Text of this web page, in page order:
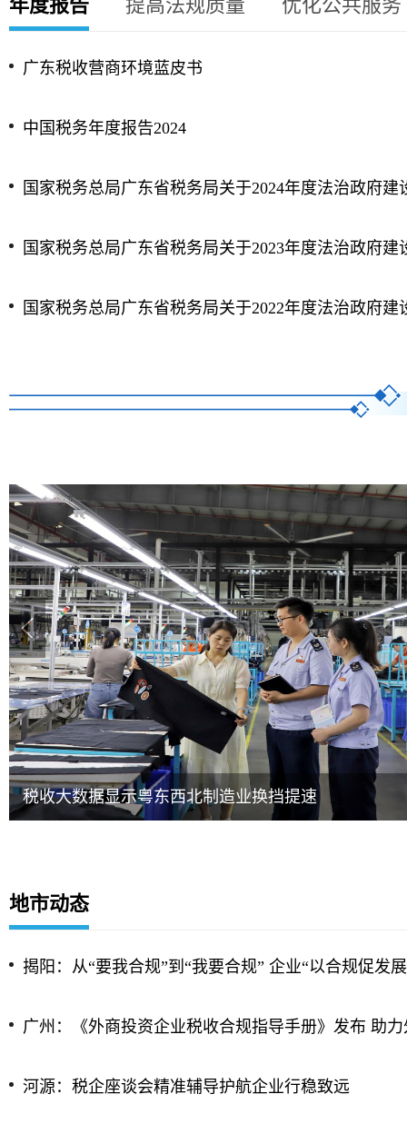
年度报告 提高法规质量 优化公共服务
广东税收营商环境蓝皮书
中国税务年度报告2024
国家税务总局广东省税务局关于2024年度法治政府建
国家税务总局广东省税务局关于2023年度法治政府建
国家税务总局广东省税务局关于2022年度法治政府建
税收大数据显示粤东西北制造业换挡提速
地市动态
揭阳：从“要我合规”到“我要合规” 企业“以合规促发
广州：《外商投资企业税收合规指导手册》发布 助
河源：税企座谈会精准辅导护航企业行稳致远